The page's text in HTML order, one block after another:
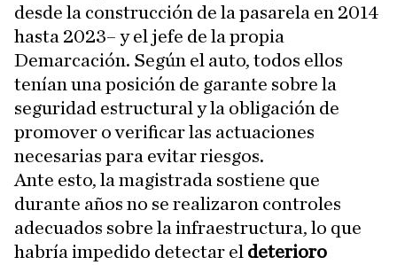
desde la construcción de la pasarela en 2014
hasta 2023– y el jefe de la propia
Demarcación. Según el auto, todos ellos
tenían una posición de garante sobre la
seguridad estructural y la obligación de
promover o verificar las actuaciones
necesarias para evitar riesgos.
Ante esto, la magistrada sostiene que
durante años no se realizaron controles
adecuados sobre la infraestructura, lo que
habría impedido detectar el deterioro